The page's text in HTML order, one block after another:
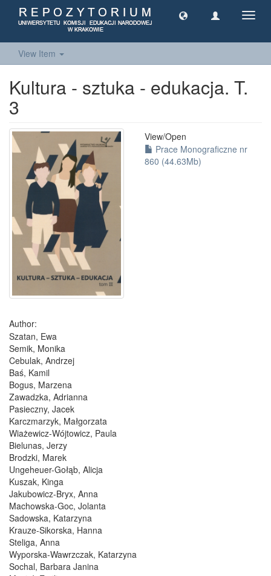
View Item
Kultura - sztuka - edukacja. T.
3
View/Open
Prace Monograficzne nr
860 (44.63Mb)
Author:
Szatan, Ewa
Semik, Monika
Cebulak, Andrzej
Baś, Kamil
Bogus, Marzena
Zawadzka, Adrianna
Pasieczny, Jacek
Karczmarzyk, Małgorzata
Wiażewicz-Wójtowicz, Paula
Bielunas, Jerzy
Brodzki, Marek
Ungeheuer-Gołąb, Alicja
Kuszak, Kinga
Jakubowicz-Bryx, Anna
Machowska-Goc, Jolanta
Sadowska, Katarzyna
Krauze-Sikorska, Hanna
Steliga, Anna
Wyporska-Wawrzczak, Katarzyna
Sochal, Barbara Janina